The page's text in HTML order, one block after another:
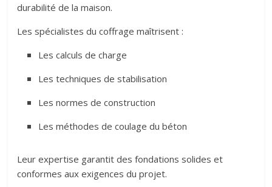
durabilité de la maison.
Les spécialistes du coffrage maîtrisent :
Les calculs de charge
Les techniques de stabilisation
Les normes de construction
Les méthodes de coulage du béton
Leur expertise garantit des fondations solides et
conformes aux exigences du projet.